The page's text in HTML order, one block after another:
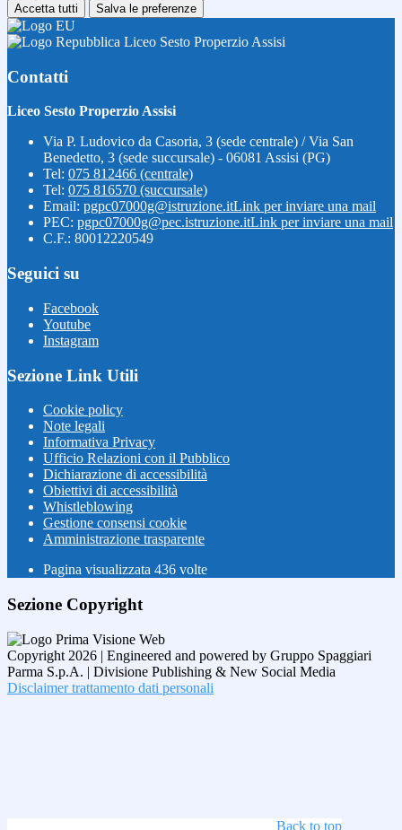
Accetta tutti Salva le preferenze
Liceo Sesto Properzio Assisi
Contatti
Liceo Sesto Properzio Assisi
Via P. Ludovico da Casoria, 3 (sede centrale) / Via San
Benedetto, 3 (sede succursale) - 06081 Assisi (PG)
Tel: 075 812466 (centrale)
Tel: 075 816570 (succursale)
Email: pgpc07000g@istruzione.itLink per inviare una mail
PEC: pgpc07000g@pec.istruzione.itLink per inviare una mail
C.F.: 80012220549
Seguici su
Facebook
Youtube
Instagram
Sezione Link Utili
Cookie policy
Note legali
Informativa Privacy
Ufficio Relazioni con il Pubblico
Dichiarazione di accessibilità
Obiettivi di accessibilità
Whistleblowing
Gestione consensi cookie
Amministrazione trasparente
Pagina visualizzata 436 volte
Sezione Copyright
Copyright 2026 | Engineered and powered by Gruppo Spaggiari
Parma S.p.A. | Divisione Publishing & New Social Media
Disclaimer trattamento dati personali
Back to top